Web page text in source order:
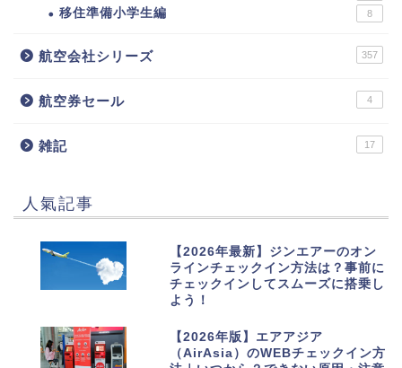
移住準備小学生編 8
航空会社シリーズ 357
航空券セール 4
雑記 17
人氣記事
【2026年最新】ジンエアーのオン
ラインチェックイン方法は？事前に
チェックインしてスムーズに搭乗し
よう！
【2026年版】エアアジア
（AirAsia）のWEBチェックイン方